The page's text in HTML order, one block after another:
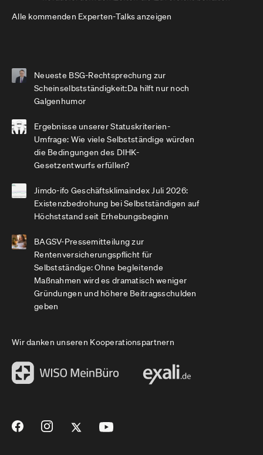
Alle kommenden Experten-Talks anzeigen
Neueste BSG-Rechtsprechung zur
Scheinselbstständigkeit:Da hilft nur noch
Galgenhumor
Ergebnisse unserer Statuskriterien-
Umfrage: Wie viele Selbstständige würden
die Bedingungen des DIHK-
Gesetzentwurfs erfüllen?
Jimdo-ifo Geschäftsklimaindex Juli 2026:
Existenzbedrohung bei Selbstständigen auf
Höchststand seit Erhebungsbeginn
BAGSV-Pressemitteilung zur
Rentenversicherungspflicht für
Selbstständige: Ohne begleitende
Maßnahmen wird es dramatisch weniger
Gründungen und höhere Beitragsschulden
geben
Wir danken unseren Kooperationspartnern